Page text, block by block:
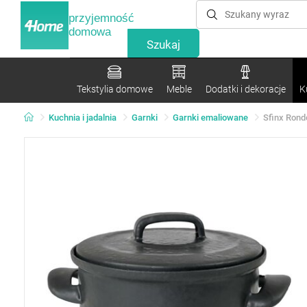
przyjemność
domowa
Tekstylia domowe Meble Dodatki i dekoracje
Kuchnia i jadalnia Garnki Garnki emaliowane Sfinx